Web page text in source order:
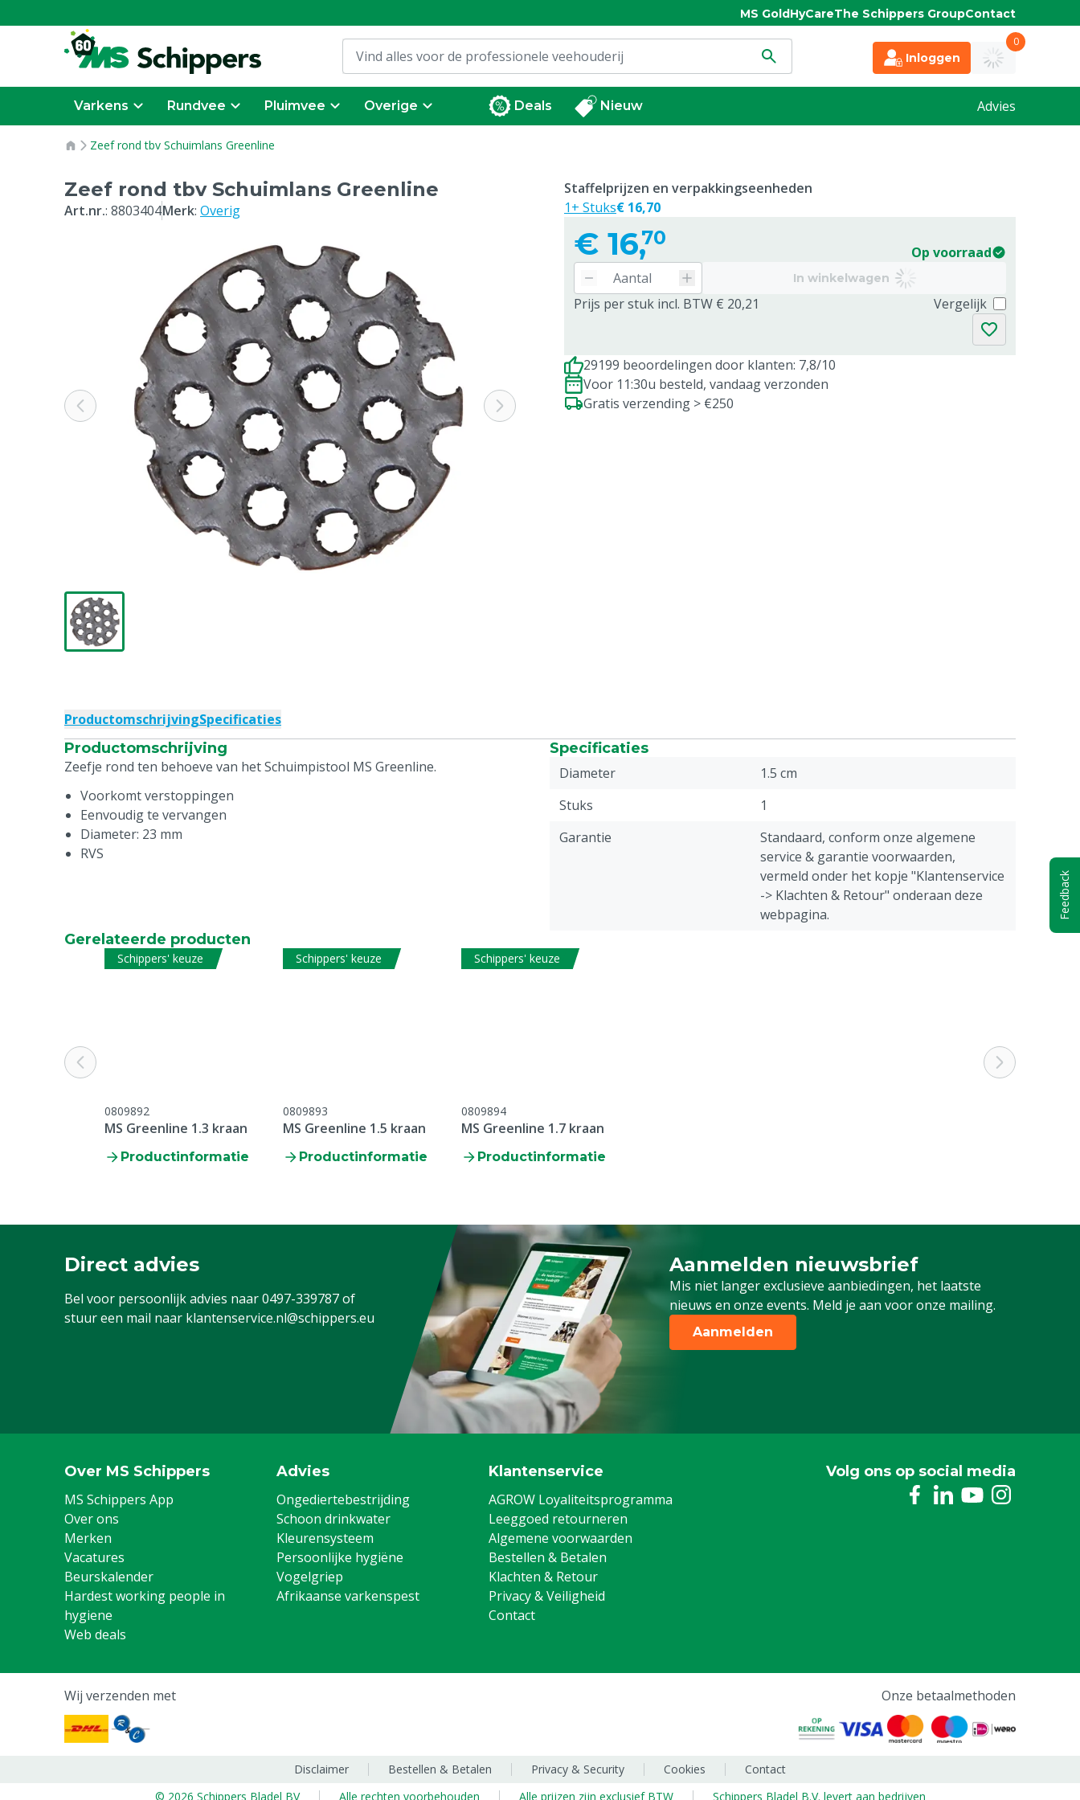
MS GoldHyCareThe Schippers GroupContact
Inloggen
0
Varkens Rundvee Pluimvee Overige Deals Nieuw Advies
Zeef rond tbv Schuimlans Greenline
Zeef rond tbv Schuimlans Greenline
Art.nr.: 8803404Merk: Overig
€ 16,70
Op voorraad
In winkelwagen
Prijs per stuk incl. BTW € 20,21 Vergelijk
Staffelprijzen en verpakkingseenheden
1+ Stuks€ 16,70
29199 beoordelingen door klanten: 7,8/10
Voor 11:30u besteld, vandaag verzonden
Gratis verzending > €250
ProductomschrijvingSpecificaties
Productomschrijving
Zeefje rond ten behoeve van het Schuimpistool MS Greenline.
Voorkomt verstoppingen
Eenvoudig te vervangen
Diameter: 23 mm
RVS
Specificaties
Diameter
1.5 cm
Stuks
1
Garantie
Standaard, conform onze algemene
service & garantie voorwaarden,
vermeld onder het kopje "Klantenservice
-> Klachten & Retour" onderaan deze
webpagina.
Gerelateerde producten
Schippers' keuze
0809892
MS Greenline 1.3 kraan
Productinformatie
Schippers' keuze
0809893
MS Greenline 1.5 kraan
Productinformatie
Schippers' keuze
0809894
MS Greenline 1.7 kraan
Productinformatie
Direct advies
Bel voor persoonlijk advies naar0497-339787of
stuur een mail naar klantenservice.nl@schippers.eu
Aanmelden nieuwsbrief
Mis niet langer exclusieve aanbiedingen, het laatste
nieuws en onze events. Meld je aan voor onze mailing.
Schrijf je in voor onze nieuwsbrief
Aanmelden
Over MS Schippers
MS Schippers App
Over ons
Merken
Vacatures
Beurskalender
Hardest working people in
hygiene
Web deals
Advies
Ongediertebestrijding
Schoon drinkwater
Kleurensysteem
Persoonlijke hygiëne
Vogelgriep
Afrikaanse varkenspest
Klantenservice
AGROW Loyaliteitsprogramma
Leeggoed retourneren
Algemene voorwaarden
Bestellen & Betalen
Klachten & Retour
Privacy & Veiligheid
Contact
Volg ons op social media
Wij verzenden met Onze betaalmethoden
Disclaimer Bestellen & Betalen Privacy & Security Cookies
Contact
© 2026 Schippers Bladel BV
Alle rechten voorbehouden Alle prijzen zijn exclusief BTW Schippers Bladel B.V. levert aan bedrijven
Feedback